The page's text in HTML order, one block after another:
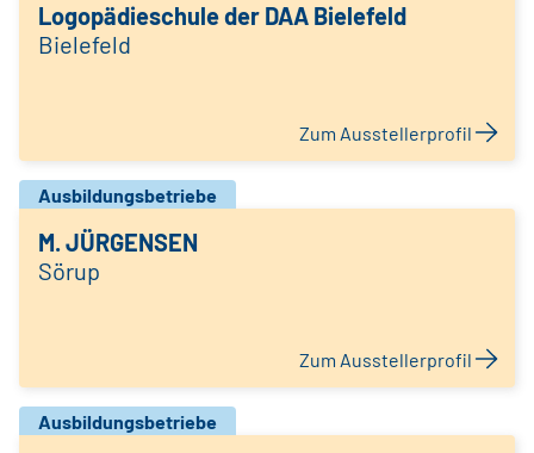
Logopädieschule der DAA Bielefeld
Bielefeld
Zum Ausstellerprofil
Ausbildungsbetriebe
M. JÜRGENSEN
Sörup
Zum Ausstellerprofil
Ausbildungsbetriebe